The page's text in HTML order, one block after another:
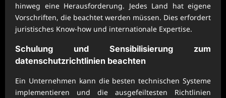
hinweg eine Herausforderung. Jedes Land hat eigene
Vorschriften, die beachtet werden müssen. Dies erfordert
juristisches Know-how und internationale Expertise.
Schulung und Sensibilisierung zum
datenschutzrichtlinien beachten
Ein Unternehmen kann die besten technischen Systeme
implementieren und die ausgefeiltesten Richtlinien